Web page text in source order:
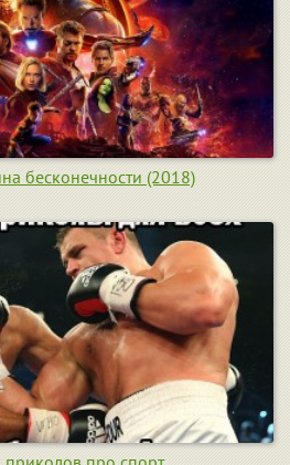
бесконечности (2018)